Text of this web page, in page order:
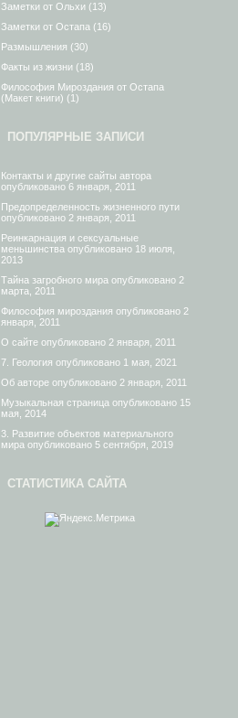
Заметки от Ольхи (13)
Заметки от Остапа (16)
Размышления (30)
Факты из жизни (18)
Философия Мироздания от Остапа
(Макет книги) (1)
ПОПУЛЯРНЫЕ ЗАПИСИ
Контакты и другие сайты автора
опубликовано 6 января, 2011
Предопределенность жизненного пути
опубликовано 2 января, 2011
Реинкарнация и сексуальные
меньшинства опубликовано 18 июля,
2013
Тайна загробного мира опубликовано 2
марта, 2011
Философия мироздания опубликовано 2
января, 2011
О сайте опубликовано 2 января, 2011
7. Геология опубликовано 1 мая, 2021
Об авторе опубликовано 2 января, 2011
Музыкальная страница опубликовано 15
мая, 2014
3. Развитие объектов материального
мира опубликовано 5 сентября, 2019
СТАТИСТИКА САЙТА